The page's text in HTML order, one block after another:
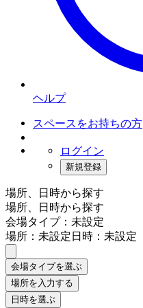
ヘルプ
スペースをお持ちの方
ログイン
新規登録
場所、日時から探す
場所、日時から探す
会場タイプ：未設定
場所：未設定日時：未設定
会場タイプを選ぶ
場所を入力する
日時を選ぶ